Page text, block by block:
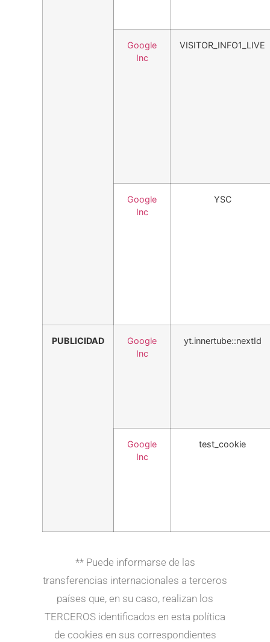
Google
Inc
VISITOR_INFO1_LIVE
Google
Inc
YSC
PUBLICIDAD
Google
Inc
yt.innertube::nextId
Google
Inc
test_cookie
** Puede informarse de las
transferencias internacionales a terceros
países que, en su caso, realizan los
TERCEROS identificados en esta política
de cookies en sus correspondientes